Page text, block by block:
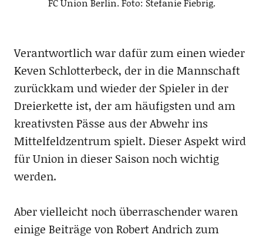
FC Union Berlin. Foto: Stefanie Fiebrig.
Verantwortlich war dafür zum einen wieder
Keven Schlotterbeck, der in die Mannschaft
zurückkam und wieder der Spieler in der
Dreierkette ist, der am häufigsten und am
kreativsten Pässe aus der Abwehr ins
Mittelfeldzentrum spielt. Dieser Aspekt wird
für Union in dieser Saison noch wichtig
werden.
Aber vielleicht noch überraschender waren
einige Beiträge von Robert Andrich zum